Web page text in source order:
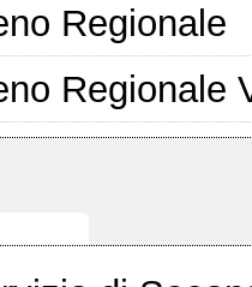
Regionale
Regionale